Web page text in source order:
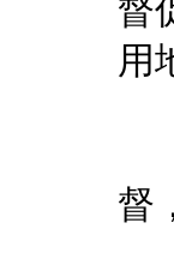
督
用
督